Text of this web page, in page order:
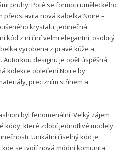
pruhy. Poté se formou uměleckého
představila nová kabelka Noire –
krystalu, jedinečná
kód z ní činí velmi elegantní, osobitý
vyrobena z pravé kůže a
Autorkou designu je opět úspěšná
kolekce oblečení Noire by
precizním střihem a
byl fenomenální. Velký zájem
kódy, které zdobí jednotlivé modely
Unikátní číselný kód je
se tvoří nová módní komunita